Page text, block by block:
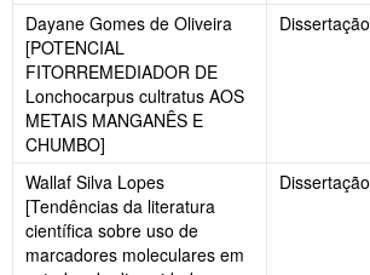
Dayane Gomes de Oliveira
[POTENCIAL
FITORREMEDIADOR DE
Lonchocarpus cultratus AOS
METAIS MANGANÊS E
CHUMBO]
Dissertação
Wallaf Silva Lopes
[Tendências da literatura
científica sobre uso de
marcadores moleculares em
Dissertação